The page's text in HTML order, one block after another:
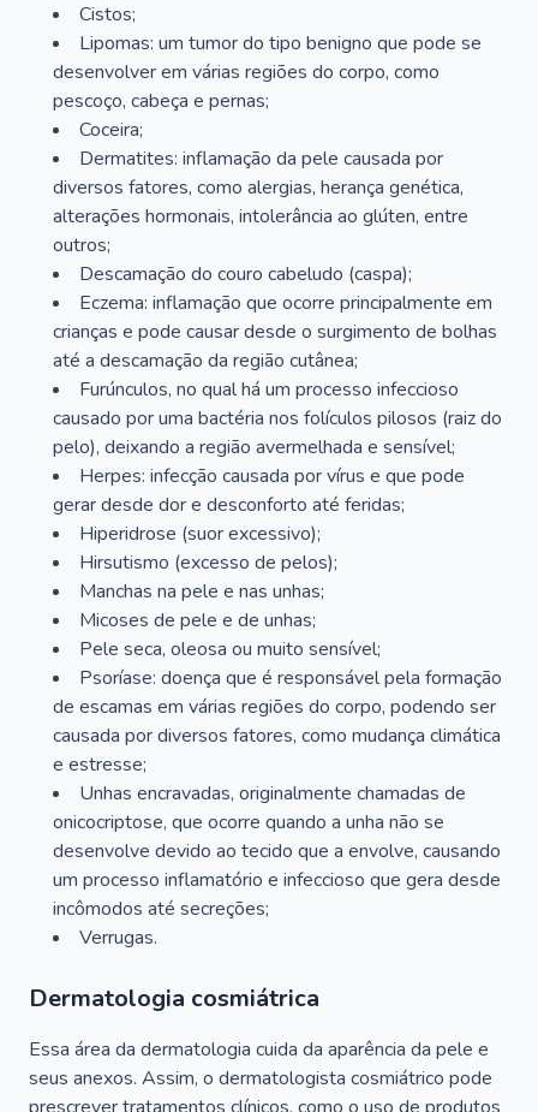
Cistos;
Lipomas: um tumor do tipo benigno que pode se
desenvolver em várias regiões do corpo, como
pescoço, cabeça e pernas;
Coceira;
Dermatites: inflamação da pele causada por
diversos fatores, como alergias, herança genética,
alterações hormonais, intolerância ao glúten, entre
outros;
Descamação do couro cabeludo (caspa);
Eczema: inflamação que ocorre principalmente em
crianças e pode causar desde o surgimento de bolhas
até a descamação da região cutânea;
Furúnculos, no qual há um processo infeccioso
causado por uma bactéria nos folículos pilosos (raiz do
pelo), deixando a região avermelhada e sensível;
Herpes: infecção causada por vírus e que pode
gerar desde dor e desconforto até feridas;
Hiperidrose (suor excessivo);
Hirsutismo (excesso de pelos);
Manchas na pele e nas unhas;
Micoses de pele e de unhas;
Pele seca, oleosa ou muito sensível;
Psoríase: doença que é responsável pela formação
de escamas em várias regiões do corpo, podendo ser
causada por diversos fatores, como mudança climática
e estresse;
Unhas encravadas, originalmente chamadas de
onicocriptose, que ocorre quando a unha não se
desenvolve devido ao tecido que a envolve, causando
um processo inflamatório e infeccioso que gera desde
incômodos até secreções;
Verrugas.
Dermatologia cosmiátrica
Essa área da dermatologia cuida da aparência da pele e
seus anexos. Assim, o dermatologista cosmiátrico pode